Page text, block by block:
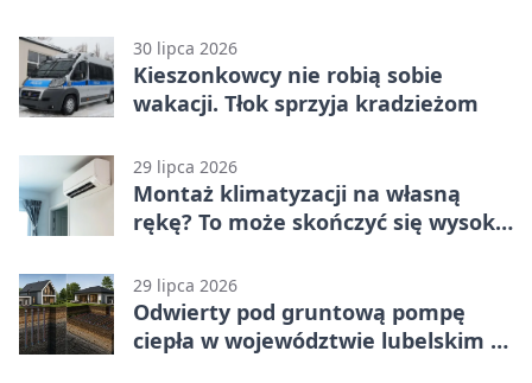
30 lipca 2026
Kieszonkowcy nie robią sobie
wakacji. Tłok sprzyja kradzieżom
29 lipca 2026
Montaż klimatyzacji na własną
rękę? To może skończyć się wysoką
29 lipca 2026
Odwierty pod gruntową pompę
ciepła w województwie lubelskim -